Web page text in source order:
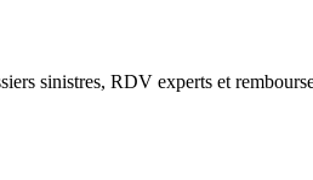
sinistres, RDV experts et